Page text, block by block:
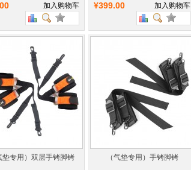
加入购物车 ¥399.00 加入购物车
垫专用）双层手铐脚铐 （气垫专用）手铐脚铐